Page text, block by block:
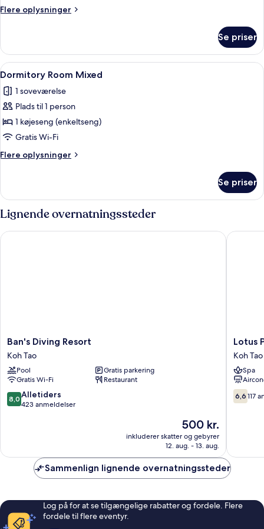
Access
Flere oplysninger
Flere
Pool
Access
Se priser
Indlæs
alle
billeder
af
Dormitory
Room
Mixed
Et sovesal med køjesenge, et
1
Dormitory Room Mixed
1 soveværelse
Plads til 1 person
1 køjeseng (enkeltseng)
Gratis Wi-Fi
Flere oplysninger
Flere
Room
Mixed
Se priser
Lignende overnatningssteder
Ban's
Diving
Resort
Koh
Tao
Ban's Diving Resort
Koh Tao
Pool
Gratis parkering
Gratis Wi-Fi
Restaurant
8.0
ud
anmeldelser
8,0 Alletiders
423 anmeldelser
Prisen
500 kr.
500 kr.
inkluderer skatter og gebyrer
12. aug. - 13. aug.
Ban's Diving Resort
Lotus
Paradise
Resort
Koh
Tao
Lotus
Koh Tao
Spa
6.6
ud
6,6 117
Lotus
Sammenlign lignende overnatningssteder
Log på for at se tilgængelige rabatter og fordele. Flere
fordele til flere eventyr.